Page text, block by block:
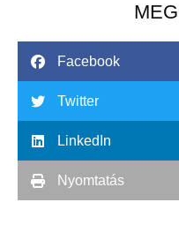
Facebook
Twitter
LinkedIn
Nyomtatás